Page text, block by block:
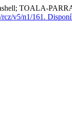
TOALA-
v5/n1/161.